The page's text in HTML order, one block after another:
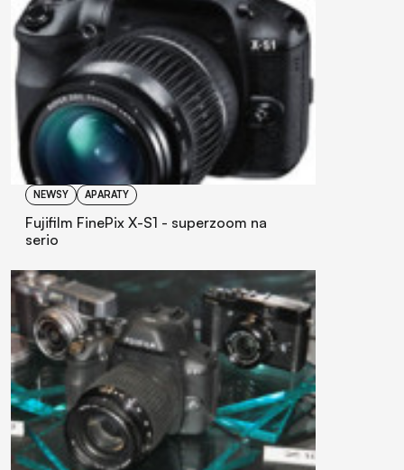
NEWSY APARATY
Fujifilm FinePix X-S1 - superzoom na
serio